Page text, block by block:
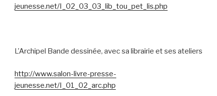
jeunesse.net/I_02_03_03_lib_tou_pet_lis.php
L’Archipel Bande dessinée, avec sa librairie et ses ateliers
http://www.salon-livre-presse-
jeunesse.net/I_01_02_arc.php